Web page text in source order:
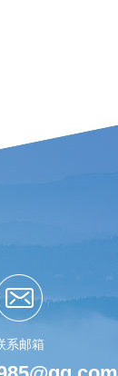
系邮箱